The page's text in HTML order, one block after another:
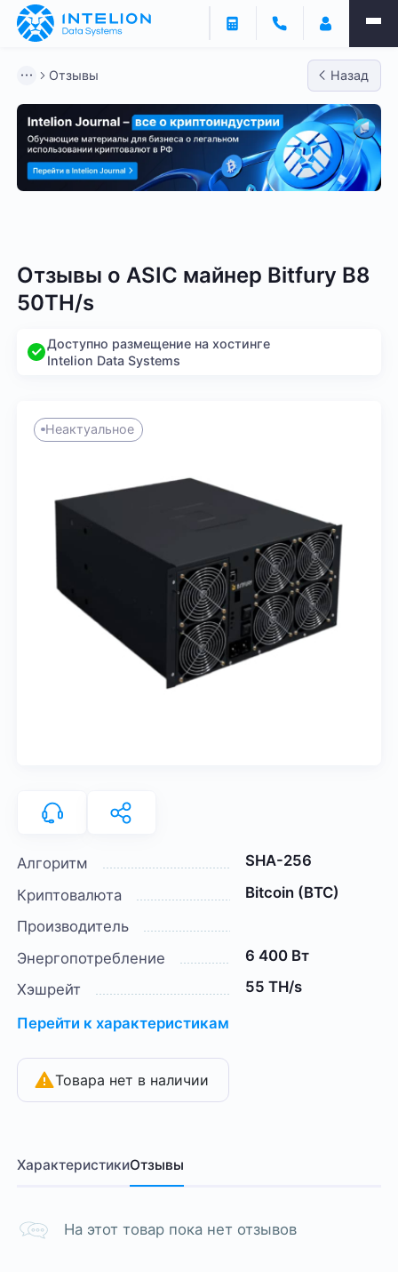
Отзывы Назад
Отзывы о ASIC майнер Bitfury B8
50TH/s
Доступно размещение на хостинге
Intelion Data Systems
Неактуальное
Алгоритм
SHA-256
Криптовалюта
Bitcoin (BTC)
Производитель
Энергопотребление
6 400 Вт
Хэшрейт
55 TH/s
Перейти к характеристикам
Товара нет в наличии
ХарактеристикиОтзывы
На этот товар пока нет отзывов